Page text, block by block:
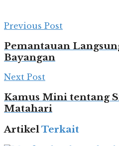
Previous Post
Pemantauan
Bayangan
Next Post
Kamus Mini tentang
Matahari
ArtikelTerkait